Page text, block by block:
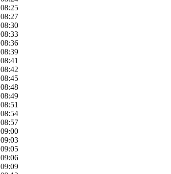
08:25
08:27
08:30
08:33
08:36
08:39
08:41
08:42
08:45
08:48
08:49
08:51
08:54
08:57
09:00
09:03
09:05
09:06
09:09